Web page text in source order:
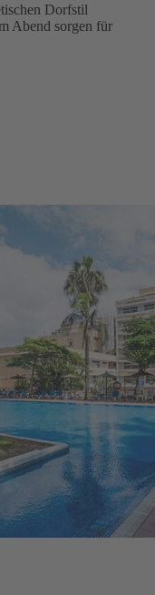
Dorfstil
Abend sorgen für